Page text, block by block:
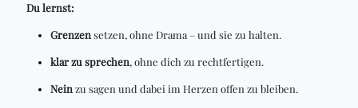
Du lernst:
Grenzensetzen, ohne Drama – und sie zu halten.
klar zu sprechen, ohne dich zu rechtfertigen.
Neinzu sagen und dabei im Herzen offen zu bleiben.